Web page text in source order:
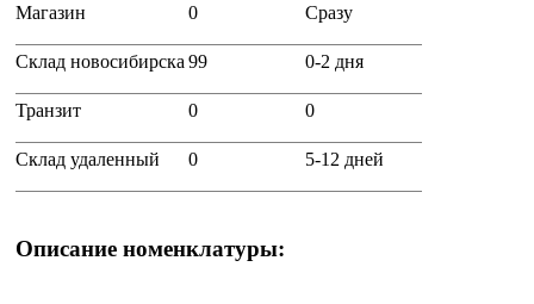
Магазин 0 Сразу
Склад новосибирска 99 0-2 дня
Транзит 0 0
Склад удаленный 0 5-12 дней
Описание номенклатуры: